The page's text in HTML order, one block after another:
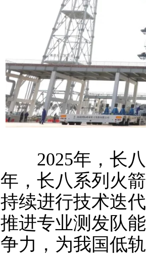
2025年，长八
年，长八系列火
持续进行技术迭
推进专业测发队
争力，为我国低